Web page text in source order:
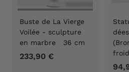
Buste de La Vierge
Voilée - sculpture
en marbre 36 cm
233,90 €